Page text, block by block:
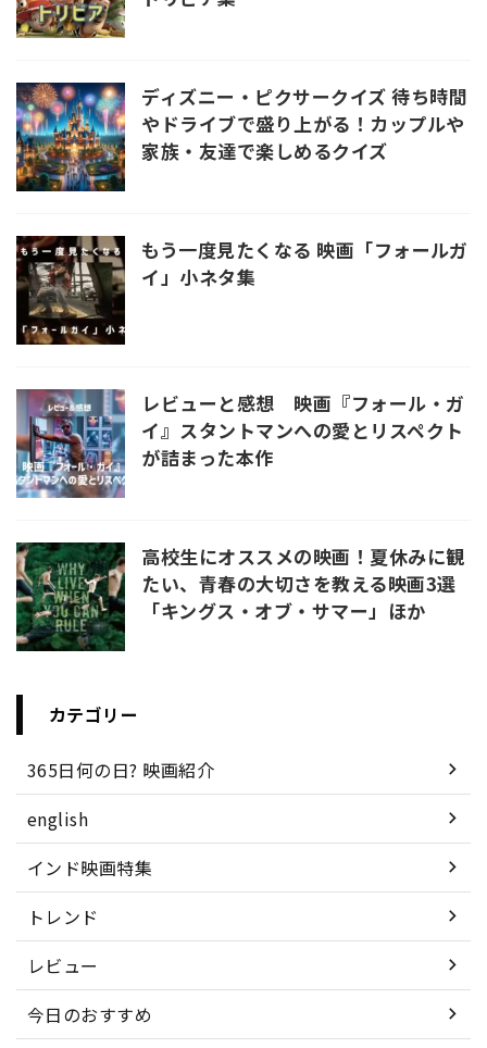
ディズニー・ピクサークイズ 待ち時間
やドライブで盛り上がる！カップルや
家族・友達で楽しめるクイズ
もう一度見たくなる 映画「フォールガ
イ」小ネタ集
レビューと感想 映画『フォール・ガ
イ』スタントマンへの愛とリスペクト
が詰まった本作
高校生にオススメの映画！夏休みに観
たい、青春の大切さを教える映画3選
「キングス・オブ・サマー」ほか
カテゴリー
365日何の日? 映画紹介
english
インド映画特集
トレンド
レビュー
今日のおすすめ